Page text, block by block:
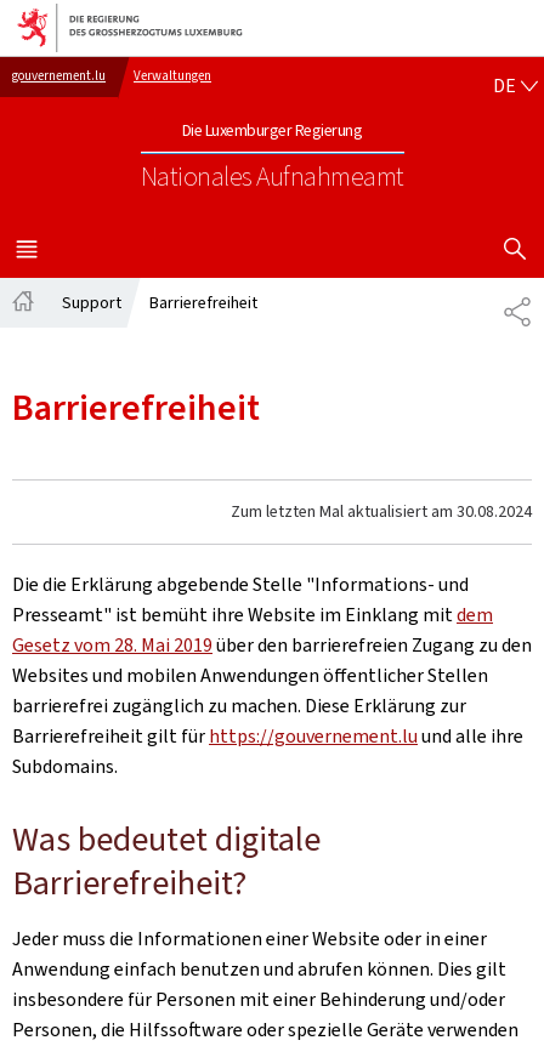
Zur Hauptnavigation
Zum Inhalt
gouvernement.lu Verwaltungen
Die Luxemburger Regierung
Nationales Aufnahmeamt
DE
MENÜ
HAUPT-
Support Barrierefreiheit
Barrierefreiheit
Zum letzten Mal aktualisiert am 30.08.2024
Die die Erklärung abgebende Stelle "Informations- und
Presseamt" ist bemüht ihre Website im Einklang mitdem
Gesetz vom 28. Mai 2019über den barrierefreien Zugang zu den
Websites und mobilen Anwendungen öffentlicher Stellen
barrierefrei zugänglich zu machen. Diese Erklärung zur
Barrierefreiheit gilt fürhttps://gouvernement.luund alle ihre
Subdomains.
Was bedeutet digitale
Barrierefreiheit?
Jeder muss die Informationen einer Website oder in einer
Anwendung einfach benutzen und abrufen können. Dies gilt
insbesondere für Personen mit einer Behinderung und/oder
Personen, die Hilfssoftware oder spezielle Geräte verwenden